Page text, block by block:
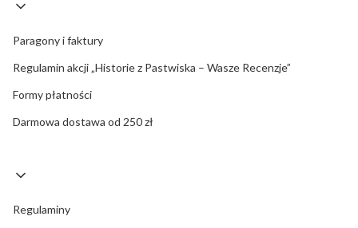
Paragony i faktury
Regulamin akcji „Historie z Pastwiska – Wasze Recenzje”
Formy płatności
Darmowa dostawa od 250 zł
Regulaminy